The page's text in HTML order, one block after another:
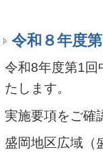
令和８年度
令和8年度第1回
たします。
実施要項をご確
盛岡地区広域（